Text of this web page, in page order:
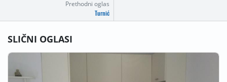
Prethodni oglas
Turnić
SLIČNI OGLASI